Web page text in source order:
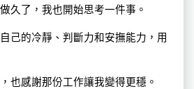
久了，我也開始思考一件事。
己的冷靜、判斷力和安撫能力，用
也感謝那份工作讓我變得更穩。